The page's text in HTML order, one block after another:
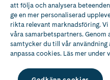
att följa och analysera
ge en mer personaliserad
rikta relevant marknadsföring.
våra samarbetspartners.
samtycker du till vår användning
anpassa cookies. Läs mer under